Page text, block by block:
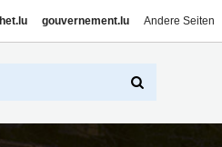
gouvernement.lu Andere Seiten